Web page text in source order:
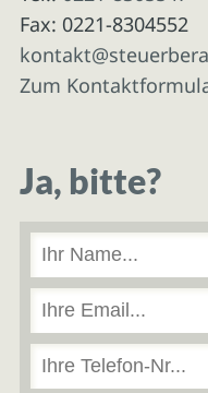
Fax: 0221-8304552
Zum
Ja, bitte?